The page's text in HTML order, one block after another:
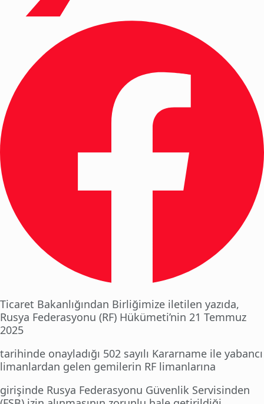
Ticaret Bakanlığından Birliğimize iletilen yazıda,
Rusya Federasyonu (RF) Hükümeti’nin 21 Temmuz
2025
tarihinde onayladığı 502 sayılı Kararname ile yabancı
limanlardan gelen gemilerin RF limanlarına
girişinde Rusya Federasyonu Güvenlik Servisinden